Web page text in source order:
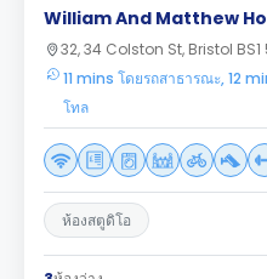
William And Matthew
32, 34 Colston St, Bristol BS1
11 mins โดยรถสาธารณะ, 12
โทล
ห้องสตูดิโอ